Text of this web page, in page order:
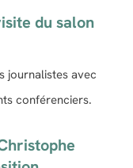
du salon
journalistes avec
conférenciers.